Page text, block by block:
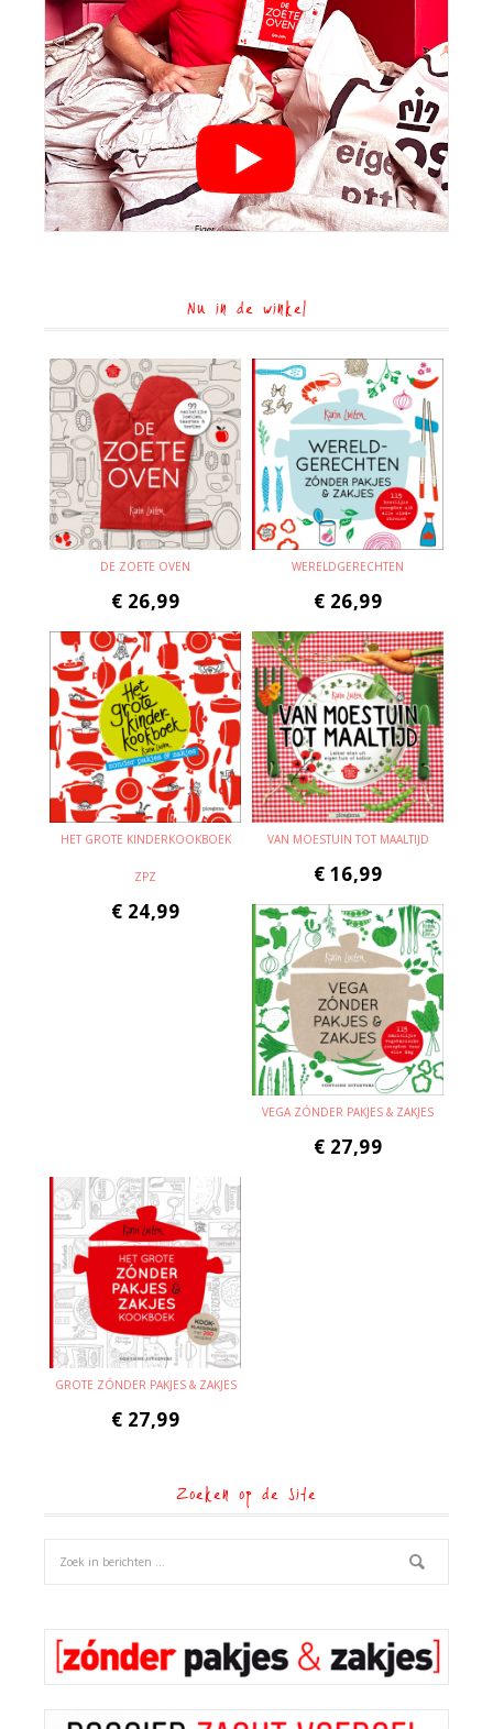
Nu in de winkel
DE ZOETE OVEN
€ 26,99
WERELDGERECHTEN
€ 26,99
HET GROTE KINDERKOOKBOEK
ZPZ
€ 24,99
VAN MOESTUIN TOT MAALTIJD
€ 16,99
VEGA ZÓNDER PAKJES & ZAKJES
€ 27,99
GROTE ZÓNDER PAKJES & ZAKJES
€ 27,99
Zoeken op de site